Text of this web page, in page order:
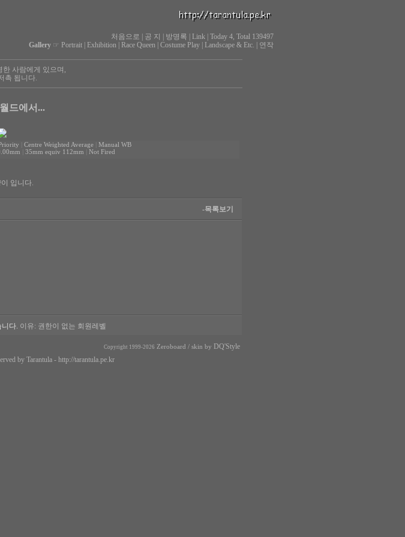
처음으로 공 지 방명록 Link| Today 4, Total 139497
Gallery☞ Portrait| Exhibition| Race Queen| Costume Play| Landscape & Etc. 연작
사람에게 있으며,
촉 됩니다.
드에서...
Centre Weighted Average
Manual WB
35mm equiv 112mm Not Fired
입니다.
-목록보기
다. 이유: 권한이 없는 회원레벨
Copyright 1999-2026 Zeroboard / skin by
DQ'Style
by Tarantula - http://tarantula.pe.kr